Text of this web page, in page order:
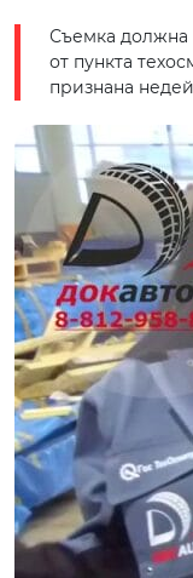
Съемка должна
от пункта
признана